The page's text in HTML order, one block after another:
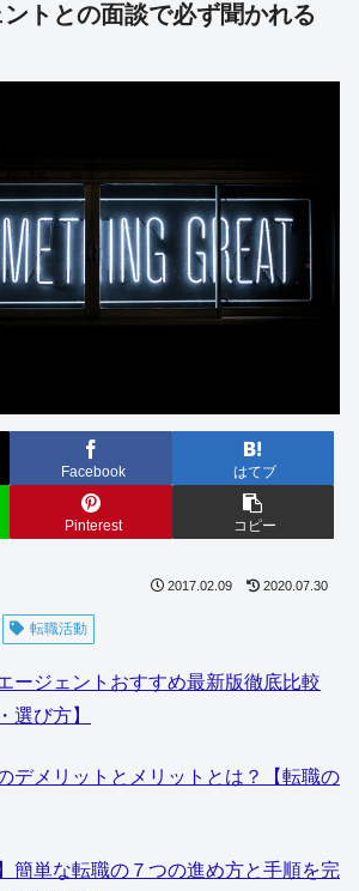
トとの面談で必ず聞かれる
Facebook はてブ
Pinterest コピー
2017.02.09 2020.07.30
転職活動
ージェントおすすめ最新版徹底比較
選び方】
デメリットとメリットとは？【転職の
簡単な転職の７つの進め方と手順を完